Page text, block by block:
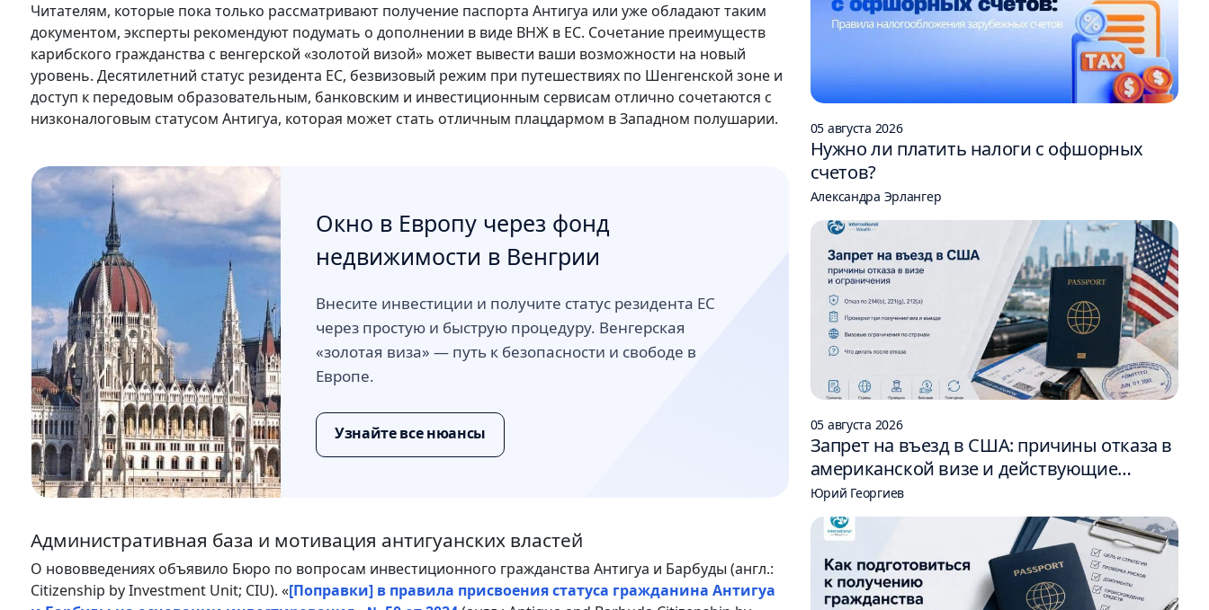
Читателям, которые пока только рассматривают получение паспорта Антигуа или уже обладают таким
документом, эксперты рекомендуют подумать о дополнении в виде ВНЖ в ЕС. Сочетание преимуществ
карибского гражданства с венгерской «золотой визой» может вывести ваши возможности на новый
уровень. Десятилетний статус резидента ЕС, безвизовый режим при путешествиях по Шенгенской зоне и
доступ к передовым образовательным, банковским и инвестиционным сервисам отлично сочетаются с
низконалоговым статусом Антигуа, которая может стать отличным плацдармом в Западном полушарии.
Окно в Европу через фонд
недвижимости в Венгрии
Внесите инвестиции и получите статус резидента ЕС
через простую и быструю процедуру. Венгерская
«золотая виза» — путь к безопасности и свободе в
Европе.
Узнайте все нюансы
Административная база и мотивация антигуанских властей
О нововведениях объявило Бюро по вопросам инвестиционного гражданства Антигуа и Барбуды (англ.:
Citizenship by Investment Unit; CIU). «[Поправки] в правила присвоения статуса гражданина Антигуа
05 августа 2026
Нужно ли платить налоги с офшорных
счетов?
Александра Эрлангер
05 августа 2026
Запрет на въезд в США: причины отказа в
американской визе и действующие
ограничения
Юрий Георгиев